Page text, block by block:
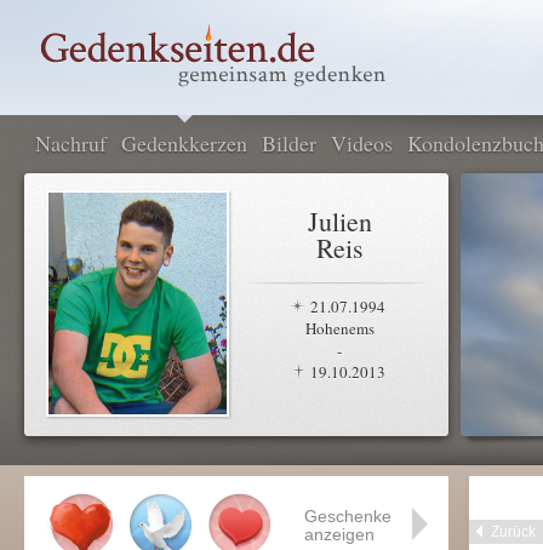
Nachruf Gedenkkerzen Bilder Videos Kondolenzbuch
Julien
Reis
21.07.1994
Hohenems
-
19.10.2013
Zurück
Geschenke
anzeigen